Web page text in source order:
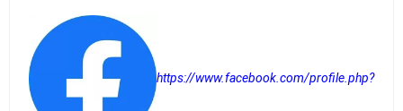
https://www.facebook.com/profile.php?